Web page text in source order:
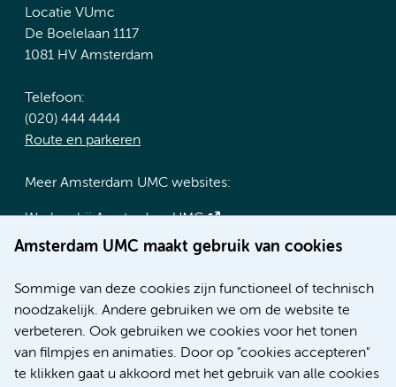
Amsterdam UMC maakt gebruik van cookies
Sommige van deze cookies zijn functioneel of technisch
noodzakelijk. Andere gebruiken we om de website te
verbeteren. Ook gebruiken we cookies voor het tonen
van filmpjes en animaties. Door op "cookies accepteren"
te klikken gaat u akkoord met het gebruik van alle cookies
Locatie VUmc
De Boelelaan 1117
1081 HV Amsterdam
Telefoon:
(020) 444 4444
Route en parkeren
Meer Amsterdam UMC websites:
Werken bij Amsterdam UMC
Over Amsterdam UMC
Research
Educatie locatie AMC
Educatie locatie VUmc